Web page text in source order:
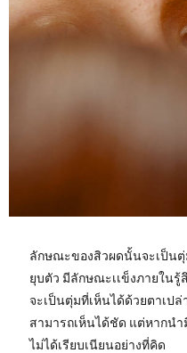
ลักษณะของสิวผดนั้นจะเป็น
ยุบตัว มีลักษณะเเข็งภายใน
จะเป็นตุ่มที่เห็นได้ด้วยตาเป
สามารถเห็นได้ชัด แต่หากน
ไม่ได้เรียบเนียนอย่างที่คิด